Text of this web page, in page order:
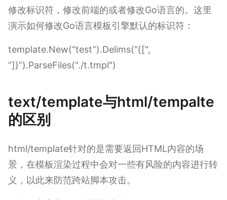
修改标识符，修改前端的或者修改Go语言的。这里
演示如何修改Go语言模板引擎默认的标识符：
template.New(“test”).Delims("{[",
“]}”).ParseFiles("./t.tmpl")
text/template与html/tempalte
的区别
html/template针对的是需要返回HTML内容的场
景，在模板渲染过程中会对一些有风险的内容进行转
义，以此来防范跨站脚本攻击。